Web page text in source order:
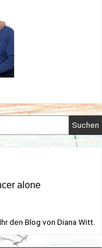
Suchen
alone
den Blog von Diana Witt.